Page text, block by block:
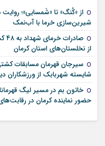
از «کُنگ» تا «شَمسایی»؛
شیرین‌سازی خرما با آب‌نمک
از نخلستان‌های استان کرمان
سیرجان قهرمان مسابقات
شایسته شهربابک از ورزشکاران
خاتون بم در مسیر لیگ
حضور نماینده کرمان در